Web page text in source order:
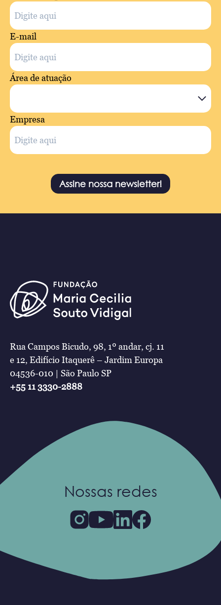
E-mail
Área de atuação
Empresa
Assine nossa newsletter!
Rua Campos Bicudo, 98, 1º andar, cj. 11
e 12, Edifício Itaquerê – Jardim Europa
04536-010 | São Paulo SP
+55 11 3330-2888
Nossas redes